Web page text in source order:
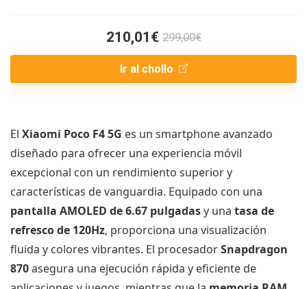
210,01€ 299,00€
Ir al chollo
El Xiaomi Poco F4 5G es un smartphone avanzado
diseñado para ofrecer una experiencia móvil
excepcional con un rendimiento superior y
características de vanguardia. Equipado con una
pantalla AMOLED de 6.67 pulgadasy una tasa de
refresco de 120Hz, proporciona una visualización
fluida y colores vibrantes. El procesadorSnapdragon
870asegura una ejecución rápida y eficiente de